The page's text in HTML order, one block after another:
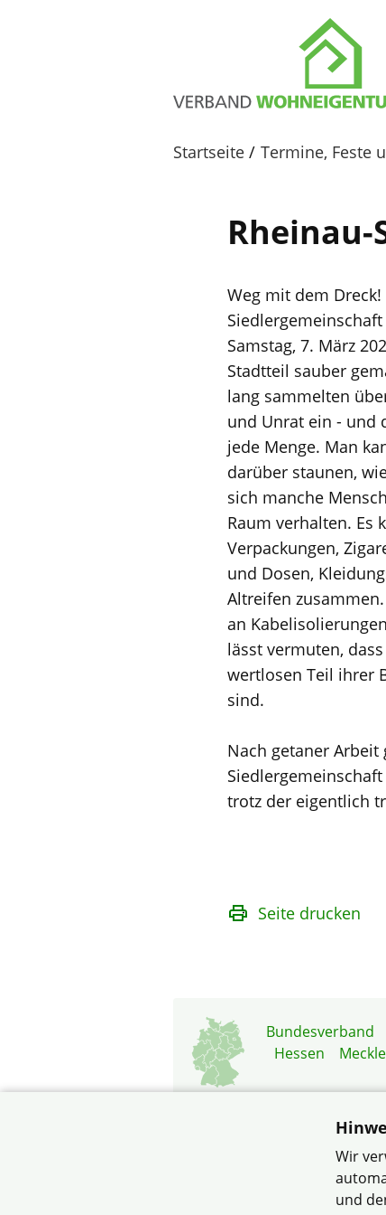
Startseite Termine, Feste
Rheinau-
Weg mit dem Dreck!
Samstag, 7. März
Stadtteil sauber
lang sammelten
und Unrat ein - und
jede Menge. Man
darüber staunen,
sich manche
Raum verhalten. Es
Verpackungen,
und Dosen,
Altreifen
an
lässt vermuten,
wertlosen Teil ihrer
sind.
Nach getaner
trotz der eigentlich
Seite drucken
Bundesverband
Hessen
© BASF
Wir
und